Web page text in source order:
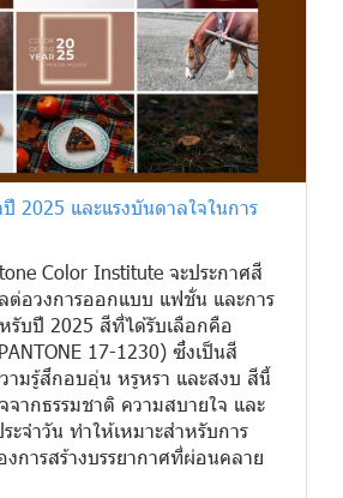
2025 และแรงบันดาลใจในการ
Color Institute จะประกาศสี
อวงการออกแบบ แฟชั่น และการ
รับปี 2025 สีที่ได้รับเลือกคือ
17-1230) ซึ่งเป็นสี
มรู้สึกอบอุ่น หรูหรา และสงบ สีนี้
จากธรรมชาติ ความสบายใจ และ
ะจำวัน ทำให้เหมาะสำหรับการ
การสร้างบรรยากาศที่ผ่อนคลาย